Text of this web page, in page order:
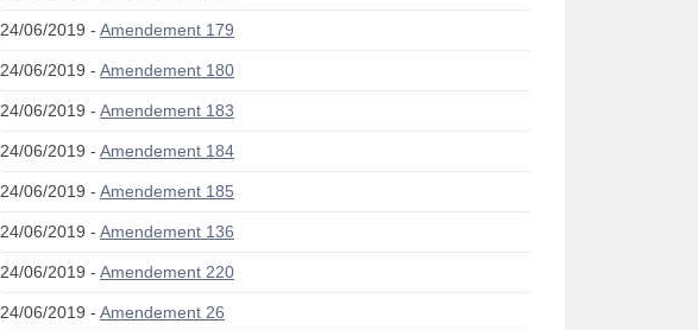
24/06/2019 - Amendement 179
24/06/2019 - Amendement 180
24/06/2019 - Amendement 183
24/06/2019 - Amendement 184
24/06/2019 - Amendement 185
24/06/2019 - Amendement 136
24/06/2019 - Amendement 220
24/06/2019 - Amendement 26